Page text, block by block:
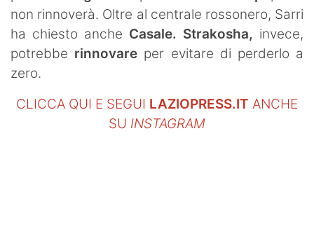
non rinnoverà. Oltre al centrale rossonero, Sarri
ha chiesto anche Casale. Strakosha, invece,
potrebbe rinnovare per evitare di perderlo a
zero.
CLICCA QUI E SEGUI LAZIOPRESS.IT ANCHE
SU INSTAGRAM